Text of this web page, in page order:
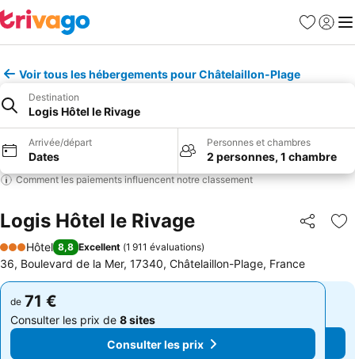
Favoris
Se
Voir tous les hébergements pour Châtelaillon-Plage
Destination
Logis Hôtel le Rivage
Arrivée/départ
Dates
Personnes et chambres
2 personnes, 1 chambre
Comment les paiements influencent notre classement
Logis Hôtel le Rivage Partager
3 Étoiles
Hôtel 8,8 Excellent (1 911 évaluations)
36, Boulevard de la Mer, 17340, Châtelaillon-Plage, France
de 71 €
Consulter les prix de 8 sites
Consulter les prix
de 71 €
Consulter les prix de 8 sites
Consulter les prix